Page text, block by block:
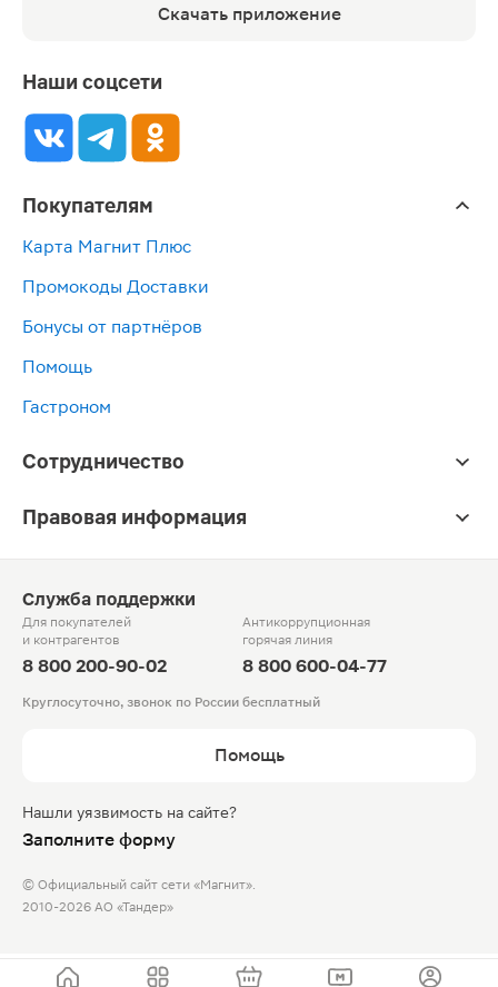
Скачать приложение
Наши соцсети
Покупателям
Карта Магнит Плюс
Промокоды Доставки
Бонусы от партнёров
Помощь
Гастроном
Сотрудничество
Правовая информация
Служба поддержки
Для покупателей
и контрагентов
8 800 200-90-02
Антикоррупционная
горячая линия
8 800 600-04-77
Круглосуточно, звонок по России бесплатный
Помощь
Нашли уязвимость на сайте?
Заполните форму
© Официальный сайт сети «Магнит».
2010-2026 АО «Тандер»